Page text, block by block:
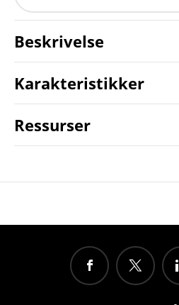
Beskrivelse
Karakteristikker
Ressurser